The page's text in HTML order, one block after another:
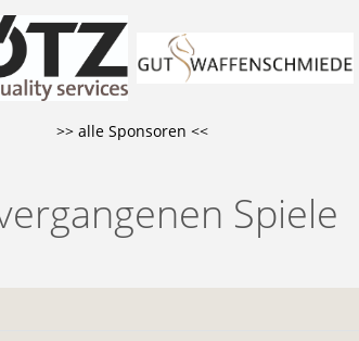
>> alle Sponsoren <<
Spiele